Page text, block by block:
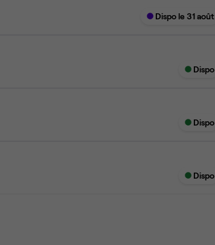
Dispo le 31 août
Dispo
Dispo
Dispo